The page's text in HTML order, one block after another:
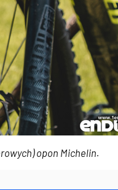
opon Michelin.